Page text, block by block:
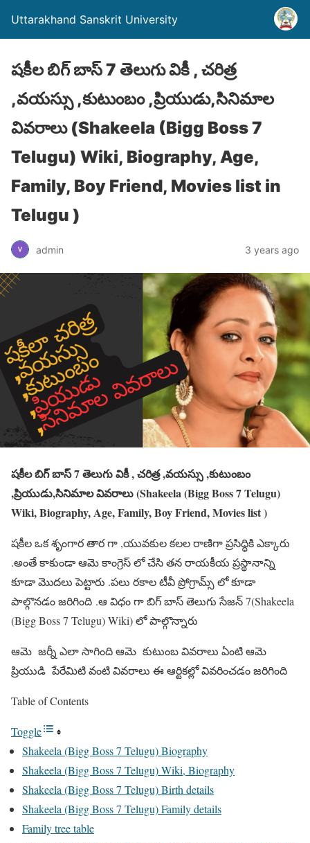
Uttarakhand Sanskrit University
షకీల బిగ్ బాస్ 7 తెలుగు వికీ , చరిత్ర
,వయస్సు ,కుటుంబం ,ప్రియుడు,సినిమాల
వివరాలు (Shakeela (Bigg Boss 7
Telugu) Wiki, Biography, Age,
Family, Boy Friend, Movies list in
Telugu )
admin 3 years ago
షకీల బిగ్ బాస్ 7 తెలుగు వికీ , చరిత్ర ,వయస్సు ,కుటుంబం
,ప్రియుడు,సినిమాల వివరాలు (Shakeela (Bigg Boss 7 Telugu)
Wiki, Biography, Age, Family, Boy Friend, Movies list )
షకీల ఒక శృంగార తార గా ,యువకుల కలల రాణిగా ప్రసిద్ధికి ఎక్కారు
.అంతే కాకుండా ఆమె కాంగ్రెస్ లో చేసి తన రాయకీయ ప్రస్థానాన్ని
కూడా మొదలు పెట్టారు .పలు రకాల టీవీ ప్రోగ్రామ్స్ లో కూడా
పాల్గొనడం జరిగింది .ఆ విధం గా బిగ్ బాస్ తెలుగు సేజన్ 7(Shakeela
(Bigg Boss 7 Telugu) Wiki) లో పాల్గొన్నారు
ఆమె జర్నీ ఎలా సాగింది ఆమె కుటుంబ వివరాలు ఏంటి ఆమె
ప్రియుడి పేరేమిటి వంటి వివరాలు ఈ ఆర్టికల్లో వివరించడం జరిగింది
Table of Contents
Toggle
Shakeela (Bigg Boss 7 Telugu) Biography
Shakeela (Bigg Boss 7 Telugu) Wiki, Biography
Shakeela (Bigg Boss 7 Telugu) Birth details
Shakeela (Bigg Boss 7 Telugu) Family details
Family tree table